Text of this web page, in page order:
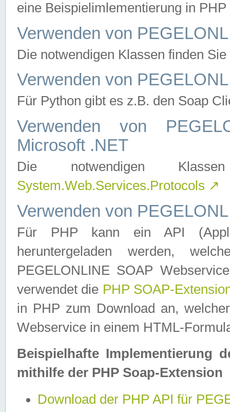
eine Beispielimlementierung in
Verwenden von
Die notwendigen Klassen finden
Verwenden von
Für Python gibt es z.B. den Soap
Verwenden von
Microsoft .NET
Die notwendigen
System.Web.Services.Protocols ↗
Verwenden von
Für PHP kann ein API
heruntergeladen werden,
PEGELONLINE SOAP
verwendet die PHP SOAP-
in PHP zum Download an,
Webservice in einem HTML-
Beispielhafte Implementierung
mithilfe der PHP Soap-Extension
Download der PHP API für